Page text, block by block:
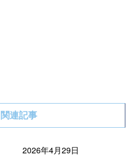
関連記事
2026年4月29日